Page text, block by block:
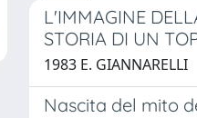
L'IMMAGINE
STORIA DI UN
1983 E. GIANNARELLI
Nascita del mito